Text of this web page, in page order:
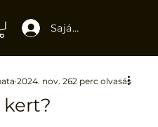
Saját fiók
2024. nov. 26.2 perc olvasás